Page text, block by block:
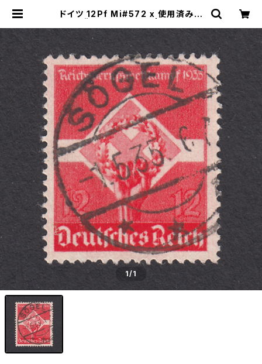
ドイツ 12Pf Mi#572 x 使用済み切
ンプのネットショップ | Young Sta
1/1